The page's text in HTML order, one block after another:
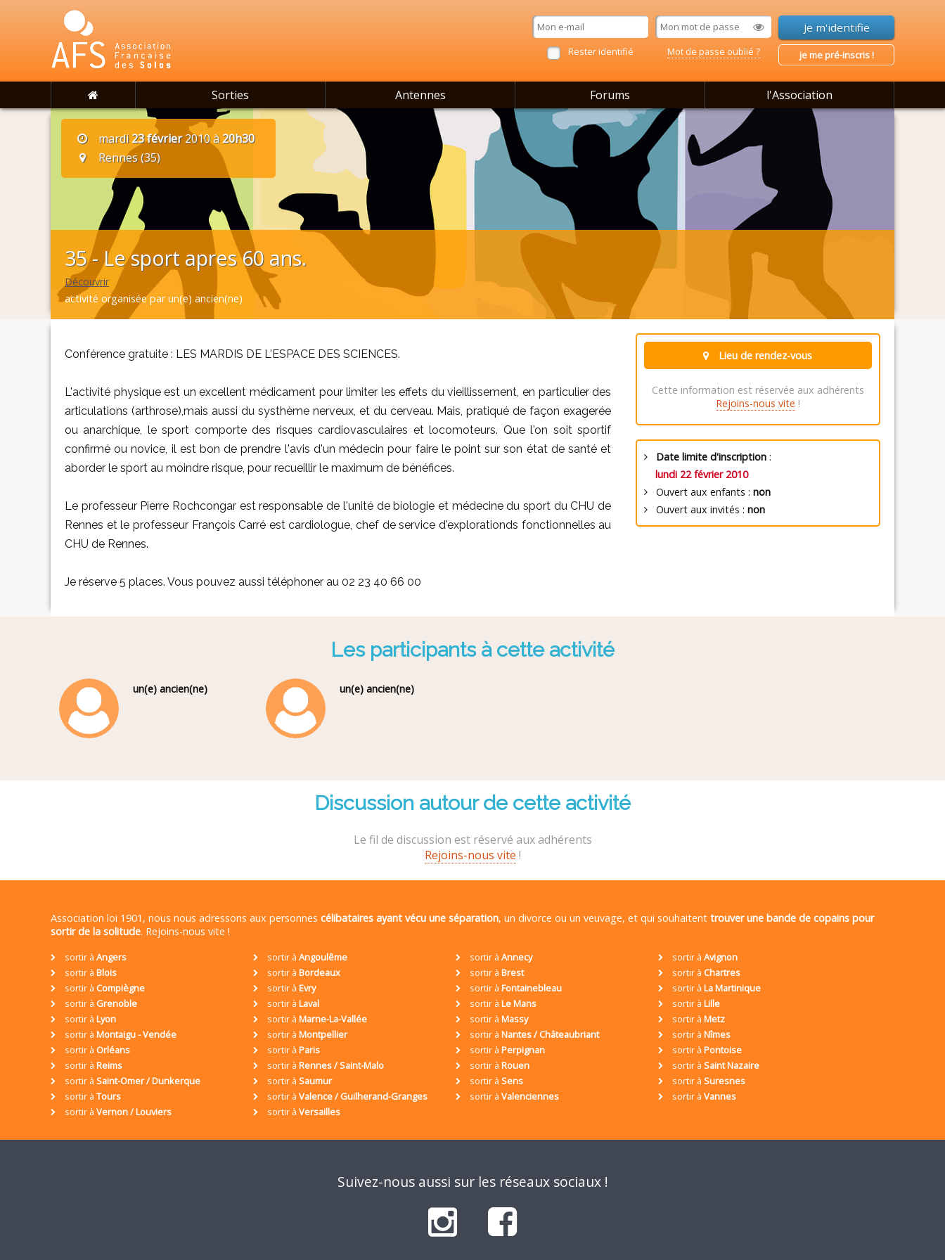
Rester identifié Mot de passe oublié ? je me pré-inscris !
Sorties Antennes Forums l'Association
mardi23 février2010 à20h30
Rennes (35)
35 - Le sport apres 60 ans.
Découvrir
activité organisée par un(e) ancien(ne)
Conférence gratuite : LES MARDIS DE L'ESPACE DES SCIENCES.
L'activité physique est un excellent médicament pour limiter les effets du vieillissement, en particulier des
articulations (arthrose),mais aussi du systhème nerveux, et du cerveau. Mais, pratiqué de façon exagerée
ou anarchique, le sport comporte des risques cardiovasculaires et locomoteurs. Que l'on soit sportif
confirmé ou novice, il est bon de prendre l'avis d'un médecin pour faire le point sur son état de santé et
aborder le sport au moindre risque, pour recueillir le maximum de bénéfices.
Le professeur Pierre Rochcongar est responsable de l'unité de biologie et médecine du sport du CHU de
Rennes et le professeur François Carré est cardiologue, chef de service d'explorationds fonctionnelles au
CHU de Rennes.
Je réserve 5 places. Vous pouvez aussi téléphoner au 02 23 40 66 00
Lieu de rendez-vous
Cette information est réservée aux adhérents
Rejoins-nous vite !
Date limite d'inscription:
lundi 22 février 2010
Ouvert aux enfants : non
Ouvert aux invités : non
Les participants à cette activité
un(e) ancien(ne) un(e) ancien(ne)
Discussion autour de cette activité
Le fil de discussion est réservé aux adhérents
Rejoins-nous vite !
Association loi 1901, nous nous adressons aux personnes célibataires ayant vécu une séparation, un divorce ou un veuvage, et qui souhaitent trouver une bande de copains pour
sortir de la solitude. Rejoins-nous vite !
sortir à Angers sortir à Angoulême sortir à Annecy sortir à Avignon
sortir à Blois sortir à Bordeaux sortir à Brest sortir à Chartres
sortir à Compiègne sortir à Evry sortir à Fontainebleau sortir à La Martinique
sortir à Grenoble sortir à Laval sortir à Le Mans sortir à Lille
sortir à Lyon sortir à Marne-La-Vallée sortir à Massy sortir à Metz
sortir à Montaigu - Vendée sortir à Montpellier sortir à Nantes / Châteaubriant sortir à Nîmes
sortir à Orléans sortir à Paris sortir à Perpignan sortir à Pontoise
sortir à Reims sortir à Rennes / Saint-Malo sortir à Rouen sortir à Saint Nazaire
sortir à Saint-Omer / Dunkerque sortir à Saumur sortir à Sens sortir à Suresnes
sortir à Tours sortir à Valence / Guilherand-Granges sortir à Valenciennes sortir à Vannes
sortir à Vernon / Louviers sortir à Versailles
Suivez-nous aussi sur les réseaux sociaux !